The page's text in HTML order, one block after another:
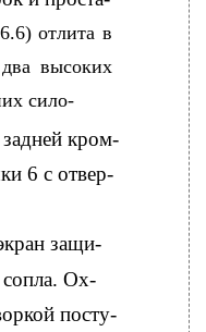
отлита в
высоких
сило-
кром-
6 с отвер-
защи-
сопла. Ох-
посту-